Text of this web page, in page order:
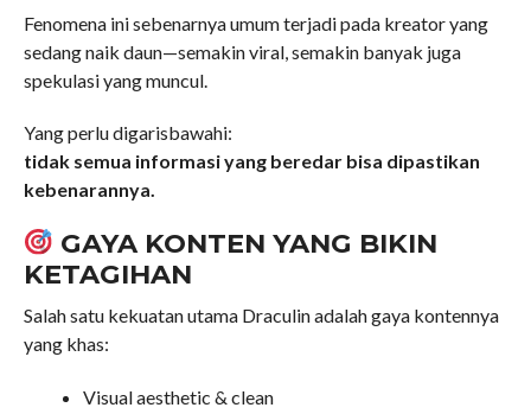
Fenomena ini sebenarnya umum terjadi pada kreator yang
sedang naik daun—semakin viral, semakin banyak juga
spekulasi yang muncul.
Yang perlu digarisbawahi:
tidak semua informasi yang beredar bisa dipastikan
kebenarannya.
GAYA KONTEN YANG BIKIN
KETAGIHAN
Salah satu kekuatan utama Draculin adalah gaya kontennya
yang khas:
Visual aesthetic & clean